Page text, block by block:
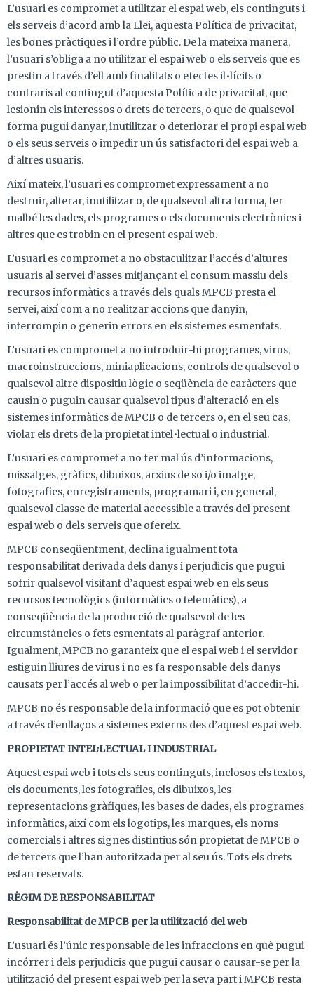
L’usuari es compromet a utilitzar el espai web, els continguts i
els serveis d’acord amb la Llei, aquesta Política de privacitat,
les bones pràctiques i l’ordre públic. De la mateixa manera,
l’usuari s’obliga a no utilitzar el espai web o els serveis que es
prestin a través d’ell amb finalitats o efectes il•lícits o
contraris al contingut d’aquesta Política de privacitat, que
lesionin els interessos o drets de tercers, o que de qualsevol
forma pugui danyar, inutilitzar o deteriorar el propi espai web
o els seus serveis o impedir un ús satisfactori del espai web a
d’altres usuaris.
Així mateix, l’usuari es compromet expressament a no
destruir, alterar, inutilitzar o, de qualsevol altra forma, fer
malbé les dades, els programes o els documents electrònics i
altres que es trobin en el present espai web.
L’usuari es compromet a no obstaculitzar l’accés d’altures
usuaris al servei d’asses mitjançant el consum massiu dels
recursos informàtics a través dels quals MPCB presta el
servei, així com a no realitzar accions que danyin,
interrompin o generin errors en els sistemes esmentats.
L’usuari es compromet a no introduir-hi programes, virus,
macroinstruccions, miniaplicacions, controls de qualsevol o
qualsevol altre dispositiu lògic o seqüència de caràcters que
causin o puguin causar qualsevol tipus d’alteració en els
sistemes informàtics de MPCB o de tercers o, en el seu cas,
violar els drets de la propietat intel•lectual o industrial.
L’usuari es compromet a no fer mal ús d’informacions,
missatges, gràfics, dibuixos, arxius de so i/o imatge,
fotografies, enregistraments, programari i, en general,
qualsevol classe de material accessible a través del present
espai web o dels serveis que ofereix.
MPCB conseqüentment, declina igualment tota
responsabilitat derivada dels danys i perjudicis que pugui
sofrir qualsevol visitant d’aquest espai web en els seus
recursos tecnològics (informàtics o telemàtics), a
conseqüència de la producció de qualsevol de les
circumstàncies o fets esmentats al paràgraf anterior.
Igualment, MPCB no garanteix que el espai web i el servidor
estiguin lliures de virus i no es fa responsable dels danys
causats per l’accés al web o per la impossibilitat d’accedir-hi.
MPCB no és responsable de la informació que es pot obtenir
a través d’enllaços a sistemes externs des d’aquest espai web.
PROPIETAT INTEL·LECTUAL I INDUSTRIAL
Aquest espai web i tots els seus continguts, inclosos els textos,
els documents, les fotografies, els dibuixos, les
representacions gràfiques, les bases de dades, els programes
informàtics, així com els logotips, les marques, els noms
comercials i altres signes distintius són propietat de MPCB o
de tercers que l’han autoritzada per al seu ús. Tots els drets
estan reservats.
RÈGIM DE RESPONSABILITAT
Responsabilitat de MPCB per la utilització del web
L’usuari és l’únic responsable de les infraccions en què pugui
incórrer i dels perjudicis que pugui causar o causar-se per la
utilització del present espai web per la seva part i MPCB resta